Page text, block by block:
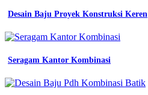
kuning
kantor
jual
wearpack
terusan
baju
Desain Baju Proyek Konstruksi Keren
Seragam Kantor Kombinasi